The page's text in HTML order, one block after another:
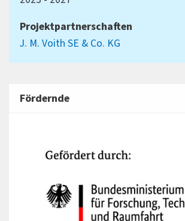
Projektpartnerschaften
J. M. Voith SE & Co. KG
Fördernde